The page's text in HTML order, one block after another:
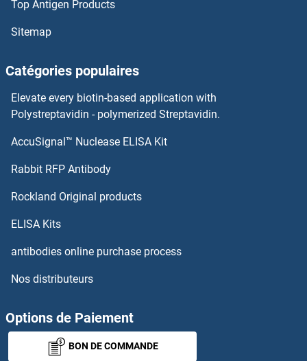
VWF Kits ELISA
VWA2 Kits ELISA
VWA1 Kits ELISA
VTCN1 Kits ELISA
WISP1 Kits ELISA
WISP2 Kits ELISA
WISP3 Kits ELISA
WNK1 Kits ELISA
Top Antigen Products
Sitemap
Catégories populaires
Elevate every biotin-based application with
Polystreptavidin - polymerized Streptavidin.
AccuSignal™ Nuclease ELISA Kit
Rabbit RFP Antibody
Rockland Original products
ELISA Kits
antibodies online purchase process
Nos distributeurs
Options de Paiement
BON DE COMMANDE